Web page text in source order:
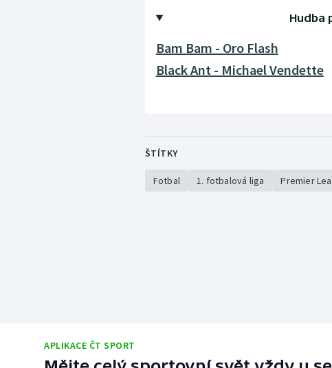
Hudba
Bam Bam - Oro Flash
Black Ant - Michael Vendette
ŠTÍTKY
Fotbal 1. fotbalová liga Premier
APLIKACE ČT SPORT